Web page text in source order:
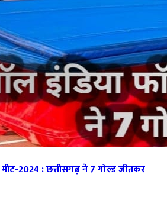
2024 : छत्तीसगढ़ ने 7 गोल्ड जीतकर